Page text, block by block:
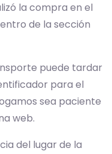
la compra en el
de la sección
puede tardar
para el
sea paciente
web.
del lugar de la